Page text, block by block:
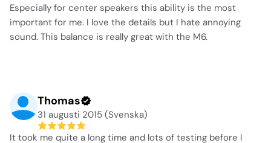
Especially for center speakers this ability is the most
important for me. I love the details but I hate annoying
sound. This balance is really great with the M6.
Thomas
31 augusti 2015 (Svenska)
It took me quite a long time and lots of testing before I